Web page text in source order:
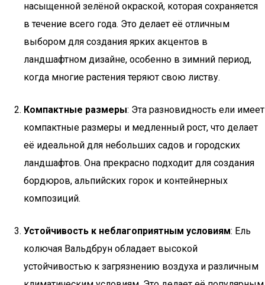
насыщенной зелёной окраской, которая сохраняется
в течение всего года. Это делает её отличным
выбором для создания ярких акцентов в
ландшафтном дизайне, особенно в зимний период,
когда многие растения теряют свою листву.
Компактные размеры: Эта разновидность ели имеет
компактные размеры и медленный рост, что делает
её идеальной для небольших садов и городских
ландшафтов. Она прекрасно подходит для создания
бордюров, альпийских горок и контейнерных
композиций.
Устойчивость к неблагоприятным условиям: Ель
колючая Вальдбрун обладает высокой
устойчивостью к загрязнению воздуха и различным